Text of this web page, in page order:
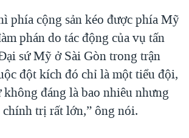
phía cộng sản kéo được phía Mỹ
phán do tác động của vụ tấn
sứ Mỹ ở Sài Gòn trong trận
đột kích đó chỉ là một tiểu đội,
không đáng là bao nhiêu nhưng
trị rất lớn,” ông nói.